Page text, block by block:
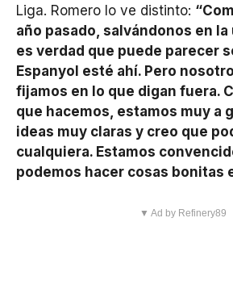
Liga. Romero lo ve distinto:
año pasado, salvándonos en
es verdad que puede parecer
Espanyol esté ahí. Pero
fijamos en lo que digan fuera.
que hacemos, estamos muy a
ideas muy claras y creo que
cualquiera. Estamos
podemos hacer cosas bonitas
▼ Ad by Refinery89